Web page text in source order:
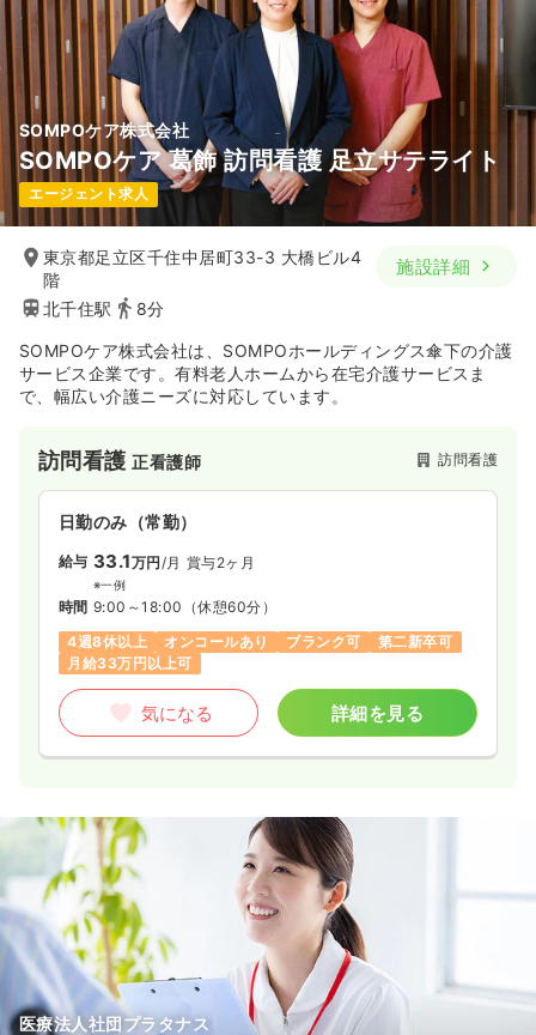
年間休日120日
4週8休以上
オンコールあり
月給40万円以上可
気になる 詳細を見る
SOMPOケア株式会社
SOMPOケア 葛飾 訪問看護 足立サテライト
エージェント求人
東京都足立区千住中居町33-3 大橋ビル4
階
北千住駅
8分
施設詳細
SOMPOケア株式会社は、SOMPOホールディングス傘下の介護
サービス企業です。有料老人ホームから在宅介護サービスま
で、幅広い介護ニーズに対応しています。
訪問看護正看護師 訪問看護
日勤のみ（常勤）
給与 33.1万円 /月 賞与2ヶ月
※一例
時間 9:00～18:00 （休憩60分）
4週8休以上
オンコールあり ブランク可
第二新卒可
月給33万円以上可
気になる 詳細を見る
医療法人社団プラタナス